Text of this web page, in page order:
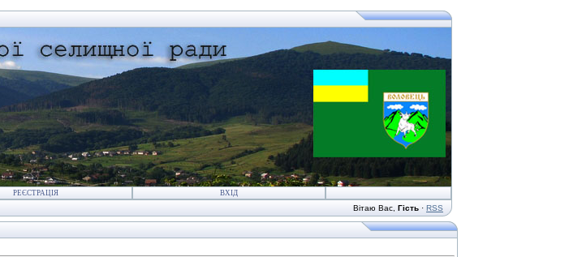
РЕЄСТРАЦІЯ ВХІД
Вітаю Вас Гість · RSS